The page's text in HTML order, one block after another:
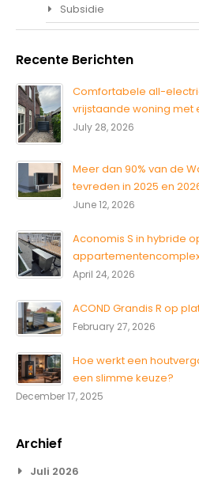
Subsidie
Recente Berichten
Comfortabele all-
vrijstaande woning met
July 28, 2026
Meer dan 90% van de
tevreden in 2025 en
June 12, 2026
Aconomis S in hybride
April 24, 2026
ACOND Grandis R op
February 27, 2026
Hoe werkt een
een slimme keuze?
December 17, 2025
Archief
Juli 2026